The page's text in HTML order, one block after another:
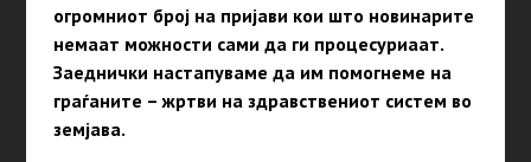
огромниот број на пријави кои што новинарите
немаат можности сами да ги процесуриаат.
Заеднички настапуваме да им помогнеме на
граѓаните – жртви на здравствениот систем во
земјава.